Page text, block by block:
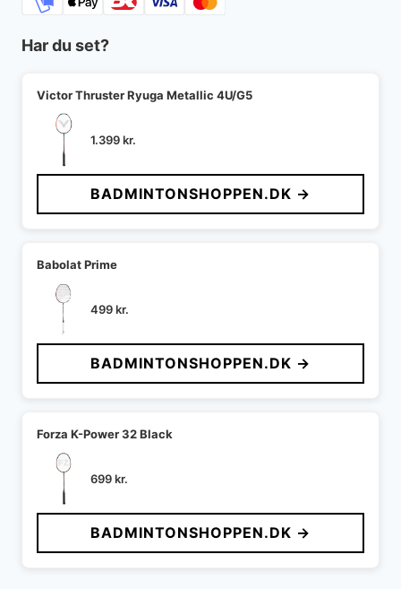
Har du set?
Victor Thruster Ryuga Metallic 4U/G5
1.399kr.
BADMINTONSHOPPEN.DK →
Babolat Prime
499kr.
BADMINTONSHOPPEN.DK →
Forza K-Power 32 Black
699kr.
BADMINTONSHOPPEN.DK →